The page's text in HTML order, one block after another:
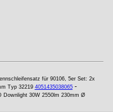
für 90106, 5er Set: 2x
Typ 32219 4051435038065-
Downlight 30W 2550lm 230mm Ø